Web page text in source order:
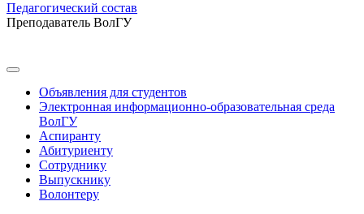
Педагогический состав
Преподаватель ВолГУ
Объявления для студентов
Электронная информационно-образовательная среда
ВолГУ
Аспиранту
Абитуриенту
Сотруднику
Выпускнику
Волонтеру